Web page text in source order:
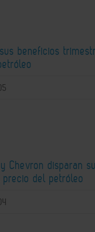
beneficios
Chevron disparan
del petróleo